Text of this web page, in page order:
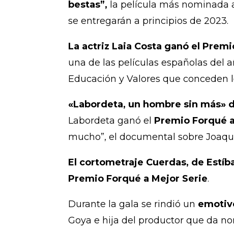
bestas”, la película más nominada
se entregarán a principios de 2023.
La actriz Laia Costa ganó el
una de las películas españolas del
Educación y Valores que conceden
«Labordeta, un hombre sin más»
Labordeta ganó el Premio Forqué
mucho”, el documental sobre
El cortometraje Cuerdas, de
Premio Forqué a Mejor Serie.
Durante la gala se rindió un
Goya e hija del productor que da